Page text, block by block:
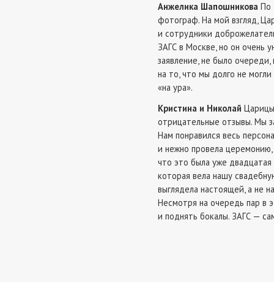
Анжелика Шапошникова По
фотограф. На мой взгляд,
и сотрудники
ЗАГС в Москве, но он очень
заявление, не было
на то, что мы долго не
«на ура».
Кристина и Николай
отрицательные отзывы. Мы
Нам понравился весь
и нежно провела
что это была уже
которая вела нашу
выглядела настоящей, а не
Несмотря на очередь пар в
и поднять бокалы. ЗАГС —